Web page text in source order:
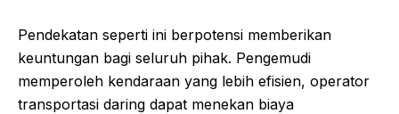
Pendekatan seperti ini berpotensi memberikan
keuntungan bagi seluruh pihak. Pengemudi
memperoleh kendaraan yang lebih efisien, operator
transportasi daring dapat menekan biaya